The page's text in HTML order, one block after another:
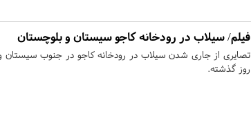
فیلم/ سیلاب در رودخانه کاجو سیستان و بلوچستان
تصایری از جاری شدن سیلاب در رودخانه کاجو در جنوب سیستان و
روز گذشته.